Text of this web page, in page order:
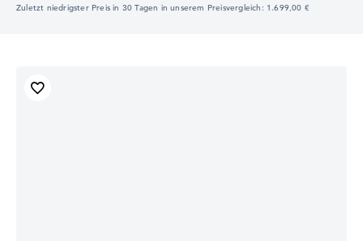
Zuletzt niedrigster Preis in 30 Tagen in unserem Preisvergleich: 1.699,00 €